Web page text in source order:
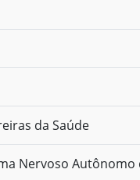
da Saúde
Nervoso Autônomo